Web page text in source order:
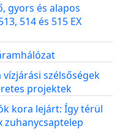
gyors és alapos
514 és 515 EX
szélsőségek
projektek
kora lejárt: Így térül
zuhanycsaptelep